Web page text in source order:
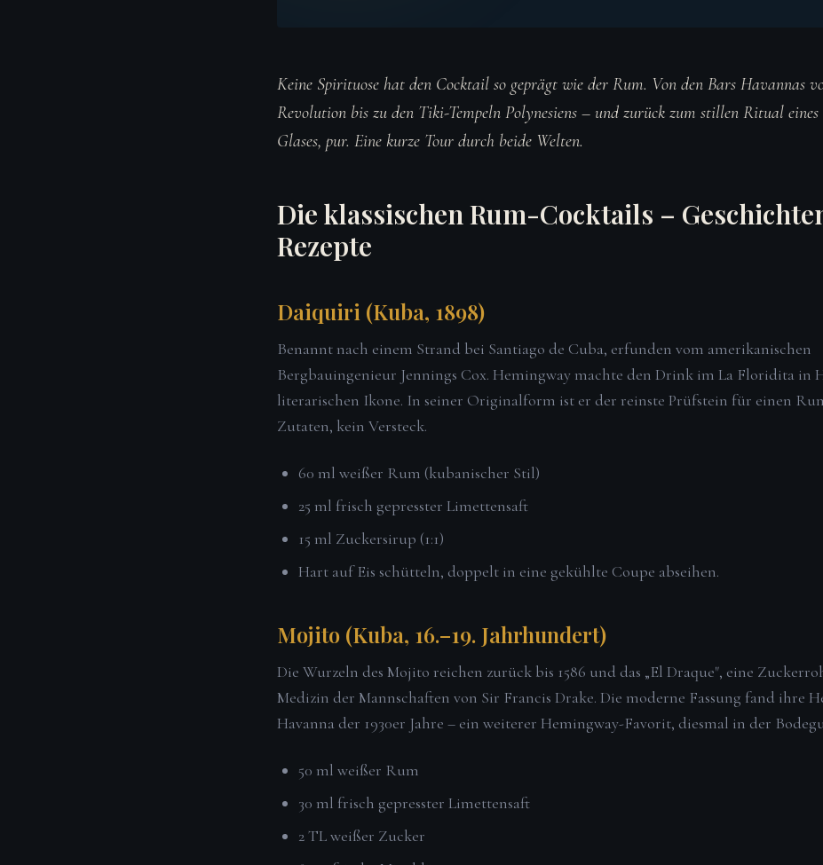
Keine Spirituose hat den Cocktail so geprägt wie der Rum. Von den Bars Havannas
Revolution bis zu den Tiki-Tempeln Polynesiens – und zurück zum stillen Ritual eines
Glases, pur. Eine kurze Tour durch beide Welten.
Die klassischen Rum-Cocktails –
Rezepte
Daiquiri (Kuba, 1898)
Benannt nach einem Strand bei Santiago de Cuba, erfunden vom amerikanischen
Bergbauingenieur Jennings Cox. Hemingway machte den Drink im La Floridita in
literarischen Ikone. In seiner Originalform ist er der reinste Prüfstein für einen
Zutaten, kein Versteck.
60 ml weißer Rum (kubanischer Stil)
25 ml frisch gepresster Limettensaft
15 ml Zuckersirup (1:1)
Hart auf Eis schütteln, doppelt in eine gekühlte Coupe abseihen.
Mojito (Kuba, 16.–19. Jahrhundert)
Die Wurzeln des Mojito reichen zurück bis 1586 und das „El Draque", eine
Medizin der Mannschaften von Sir Francis Drake. Die moderne Fassung fand ihre
Havanna der 1930er Jahre – ein weiterer Hemingway-Favorit, diesmal in der
50 ml weißer Rum
30 ml frisch gepresster Limettensaft
2 TL weißer Zucker